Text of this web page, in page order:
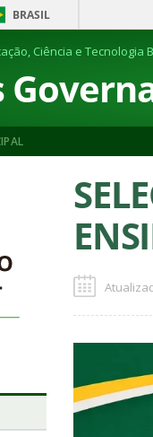
BRASIL
Ciência e Tecnologia